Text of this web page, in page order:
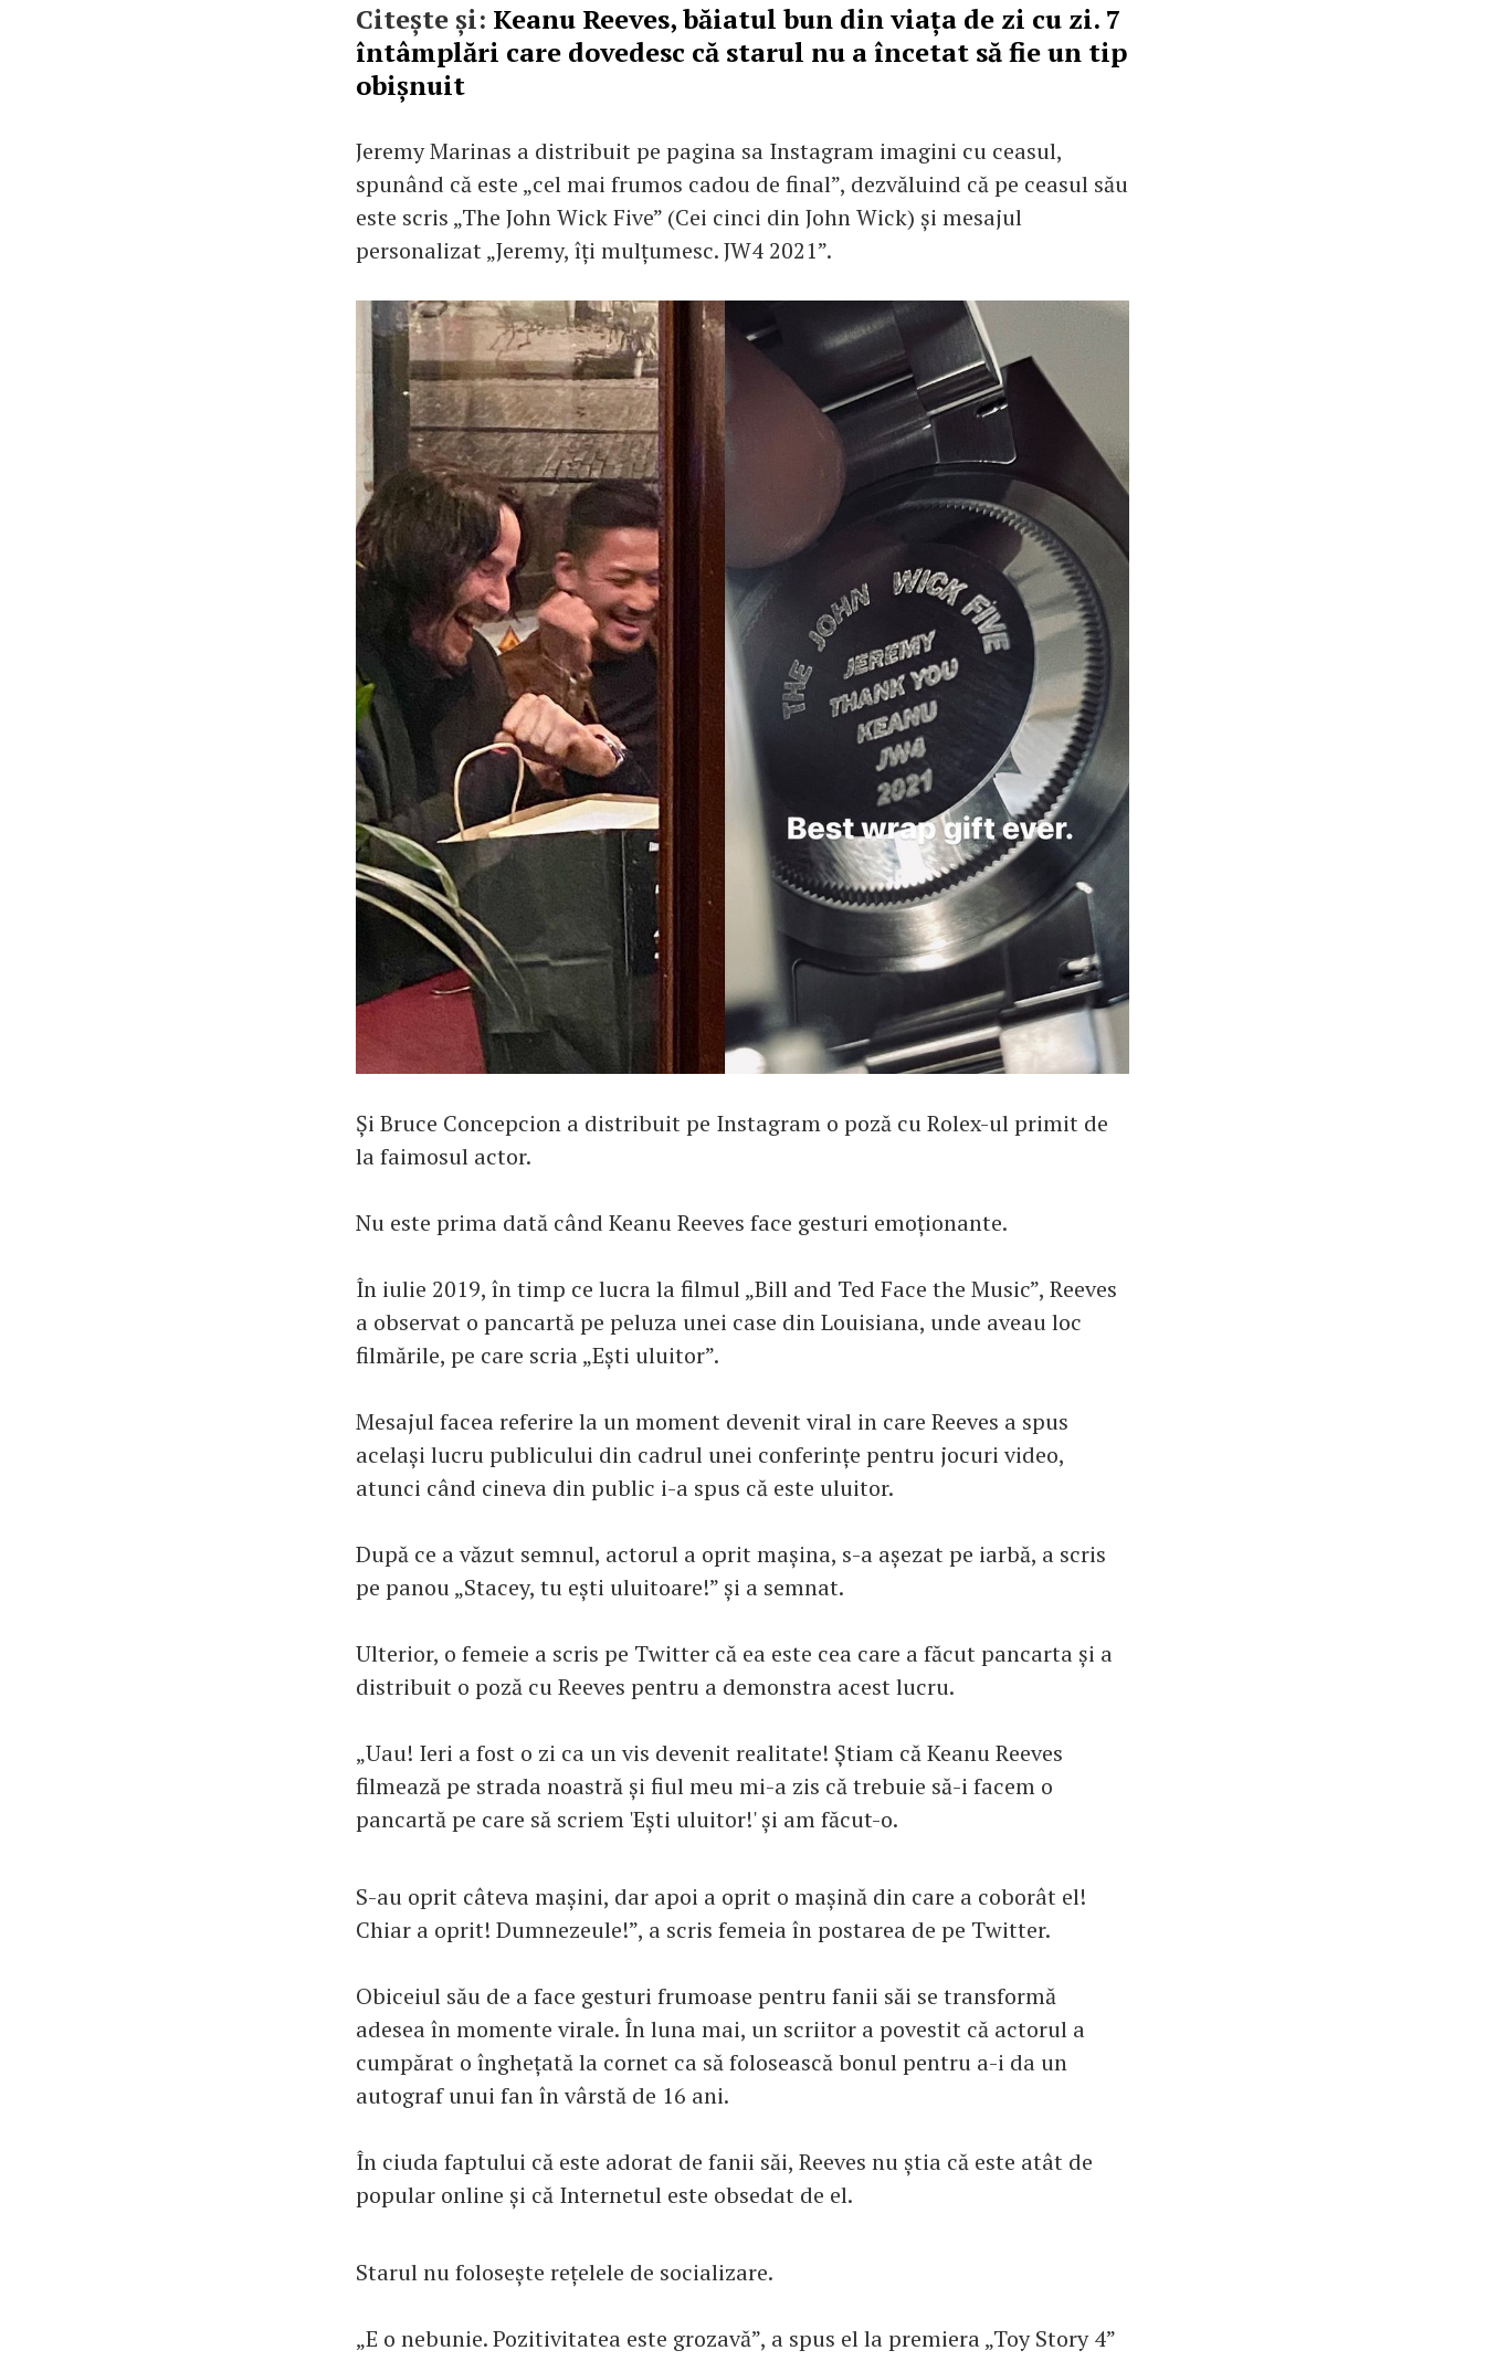
Citește și: Keanu Reeves, băiatul bun din viața de zi cu zi. 7
întâmplări care dovedesc că starul nu a încetat să fie un tip
obișnuit
Jeremy Marinas a distribuit pe pagina sa Instagram imagini cu ceasul,
spunând că este „cel mai frumos cadou de final”, dezvăluind că pe ceasul său
este scris „The John Wick Five” (Cei cinci din John Wick) și mesajul
personalizat „Jeremy, îți mulțumesc. JW4 2021”.
Și Bruce Concepcion a distribuit pe Instagram o poză cu Rolex-ul primit de
la faimosul actor.
Nu este prima dată când Keanu Reeves face gesturi emoționante.
În iulie 2019, în timp ce lucra la filmul „Bill and Ted Face the Music”, Reeves
a observat o pancartă pe peluza unei case din Louisiana, unde aveau loc
filmările, pe care scria „Ești uluitor”.
Mesajul facea referire la un moment devenit viral in care Reeves a spus
același lucru publicului din cadrul unei conferințe pentru jocuri video,
atunci când cineva din public i-a spus că este uluitor.
După ce a văzut semnul, actorul a oprit mașina, s-a așezat pe iarbă, a scris
pe panou „Stacey, tu ești uluitoare!” și a semnat.
Ulterior, o femeie a scris pe Twitter că ea este cea care a făcut pancarta și a
distribuit o poză cu Reeves pentru a demonstra acest lucru.
„Uau! Ieri a fost o zi ca un vis devenit realitate! Știam că Keanu Reeves
filmează pe strada noastră și fiul meu mi-a zis că trebuie să-i facem o
pancartă pe care să scriem 'Ești uluitor!' și am făcut-o.
S-au oprit câteva mașini, dar apoi a oprit o mașină din care a coborât el!
Chiar a oprit! Dumnezeule!”, a scris femeia în postarea de pe Twitter.
Obiceiul său de a face gesturi frumoase pentru fanii săi se transformă
adesea în momente virale. În luna mai, un scriitor a povestit că actorul a
cumpărat o înghețată la cornet ca să folosească bonul pentru a-i da un
autograf unui fan în vârstă de 16 ani.
În ciuda faptului că este adorat de fanii săi, Reeves nu știa că este atât de
popular online și că Internetul este obsedat de el.
Starul nu folosește rețelele de socializare.
„E o nebunie. Pozitivitatea este grozavă”, a spus el la premiera „Toy Story 4”